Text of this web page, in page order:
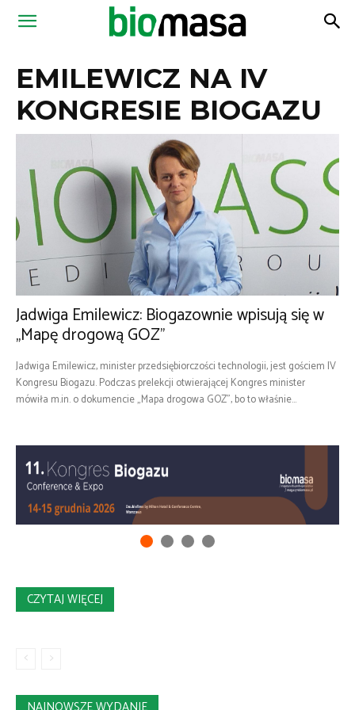
Magazyn
EMILEWICZ NA IV
KONGRESIE BIOGAZU
Jadwiga Emilewicz: Biogazownie wpisują się w
„Mapę drogową GOZ”
Jadwiga Emilewicz, minister przedsiębiorczości technologii, jest gościem IV
Kongresu Biogazu. Podczas prelekcji otwierającej Kongres minister
mówiła m.in. o dokumencie „Mapa drogowa GOZ”, bo to właśnie...
CZYTAJ WIĘCEJ